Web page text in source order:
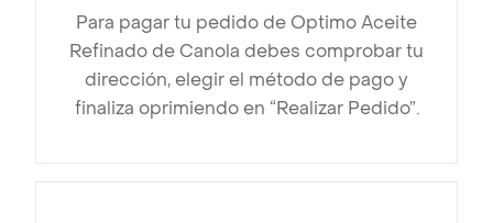
Para pagar tu pedido de Optimo Aceite
Refinado de Canola debes comprobar tu
dirección, elegir el método de pago y
finaliza oprimiendo en “Realizar Pedido”.